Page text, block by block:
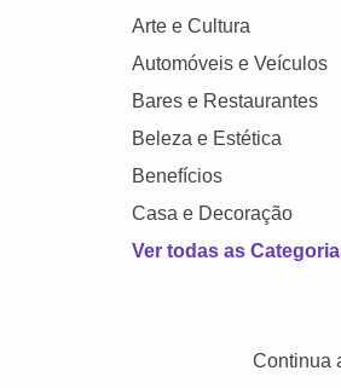
Arte e Cultura
Automóveis e Veículos
Bares e Restaurantes
Beleza e Estética
Benefícios
Casa e Decoração
Ver todas as
Continua